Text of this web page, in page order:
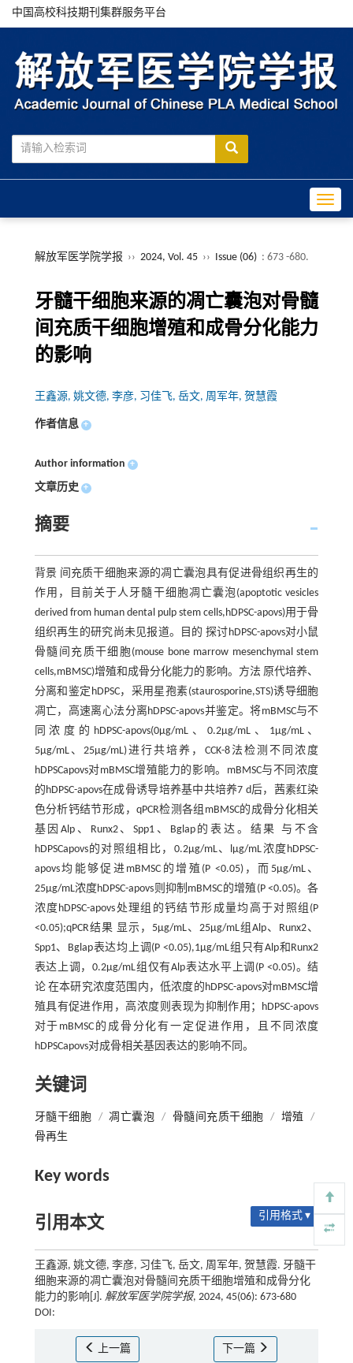
中国高校科技期刊集群服务平台
解放军医学院学报 ›› 2024, Vol. 45 ›› Issue (06) : 673 -680.
牙髓干细胞来源的凋亡囊泡对骨髓
间充质干细胞增殖和成骨分化能力
的影响
王鑫源, 姚文德, 李彦, 习佳飞, 岳文, 周军年, 贺慧霞
作者信息 +
Author information +
文章历史 +
摘要
背景 间充质干细胞来源的凋亡囊泡具有促进骨组织再生的
作用，目前关于人牙髓干细胞凋亡囊泡(apoptotic vesicles
derived from human dental pulp stem cells,hDPSC-apovs)用于骨
组织再生的研究尚未见报道。目的 探讨hDPSC-apovs对小鼠
骨髓间充质干细胞(mouse bone marrow mesenchymal stem
cells,mBMSC)增殖和成骨分化能力的影响。方法 原代培养、
分离和鉴定hDPSC，采用星孢素(staurosporine,STS)诱导细胞
凋亡，高速离心法分离hDPSC-apovs并鉴定。将mBMSC与不
同浓度的hDPSC-apovs(0μg/mL、0.2μg/mL、1μg/mL、
5μg/mL、25μg/mL)进行共培养，CCK-8法检测不同浓度
hDPSCapovs对mBMSC增殖能力的影响。mBMSC与不同浓度
的hDPSC-apovs在成骨诱导培养基中共培养7 d后，茜素红染
色分析钙结节形成，qPCR检测各组mBMSC的成骨分化相关
基因Alp、Runx2、Spp1、Bglap的表达。结果 与不含
hDPSCapovs的对照组相比，0.2μg/mL、lμg/mL浓度hDPSC-
apovs均能够促进mBMSC的增殖(P <0.05)，而5μg/mL、
25μg/mL浓度hDPSC-apovs则抑制mBMSC的增殖(P <0.05)。各
浓度hDPSC-apovs处理组的钙结节形成量均高于对照组(P
<0.05);qPCR结果 显示，5μg/mL、25μg/mL组Alp、Runx2、
Spp1、Bglap表达均上调(P <0.05),1μg/mL组只有Alp和Runx2
表达上调，0.2μg/mL组仅有Alp表达水平上调(P <0.05)。结
论 在本研究浓度范围内，低浓度的hDPSC-apovs对mBMSC增
殖具有促进作用，高浓度则表现为抑制作用；hDPSC-apovs
对于mBMSC的成骨分化有一定促进作用，且不同浓度
hDPSCapovs对成骨相关基因表达的影响不同。
关键词
牙髓干细胞 / 凋亡囊泡 / 骨髓间充质干细胞 / 增殖
/
骨再生
Key words
引用本文 引用格式 ▾
王鑫源, 姚文德, 李彦, 习佳飞, 岳文, 周军年, 贺慧霞. 牙髓干
细胞来源的凋亡囊泡对骨髓间充质干细胞增殖和成骨分化
能力的影响[J]. 解放军医学院学报, 2024, 45(06): 673-680
DOI:
上一篇 下一篇